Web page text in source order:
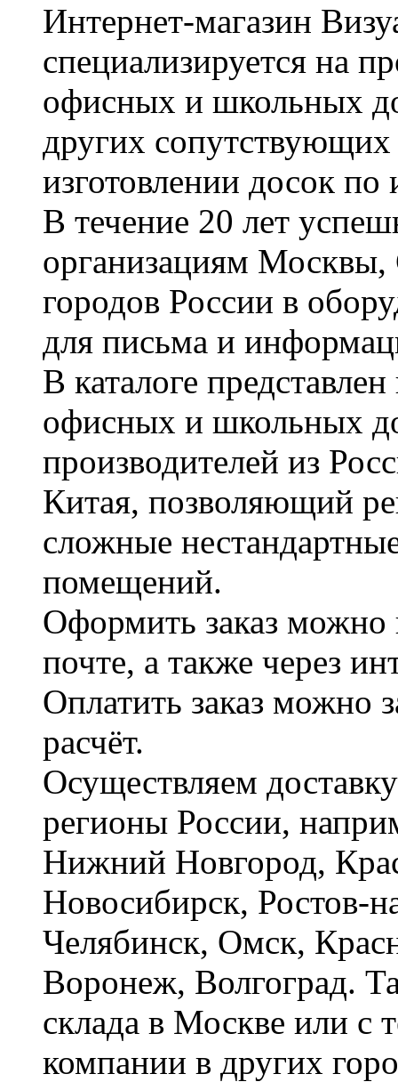
Интернет-магазин
специализируется на
офисных и школьных
других сопутствующих
изготовлении досок по
В течение 20 лет
организациям Москвы,
городов России в
для письма и
В каталоге
офисных и школьных
производителей из
Китая, позволяющий
сложные
помещений.
Оформить заказ можно
почте, а также через
Оплатить заказ можно
расчёт.
Осуществляем
регионы России,
Нижний Новгород,
Новосибирск, Ростов-
Челябинск, Омск,
Воронеж, Волгоград.
склада в Москве или с
компании в других